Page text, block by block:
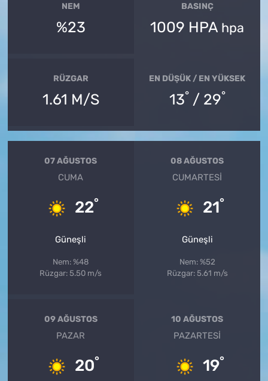
NEM
%23
BASINÇ
1009 HPA hpa
RÜZGAR
1.61 M/S
EN DÜŞÜK / EN YÜKSEK
13° / 29°
07 AĞUSTOS
CUMA
22°
Güneşli
Nem: %48
Rüzgar: 5.50 m/s
08 AĞUSTOS
CUMARTESI
21°
Güneşli
Nem: %52
Rüzgar: 5.61 m/s
09 AĞUSTOS
PAZAR
20°
10 AĞUSTOS
PAZARTESI
19°